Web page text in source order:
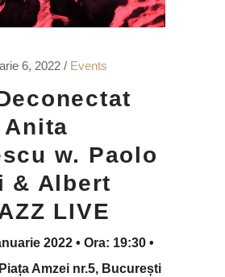
6, 2022 Events
Anita
w. Paolo
& Albert
LIVE
2022 • Ora: 19:30 •
Amzei nr.5, București